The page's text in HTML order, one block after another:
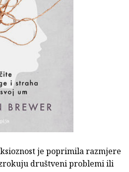
je poprimila razmjere
društveni problemi ili